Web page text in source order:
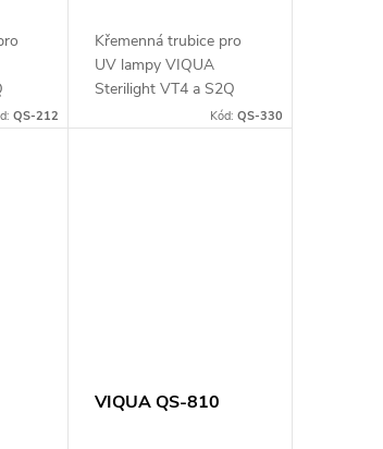
QS-212
Křemenná trubice pro
UV lampy VIQUA
Sterilight VT4 a S2Q
Kód: QS-330
VIQUA QS-810